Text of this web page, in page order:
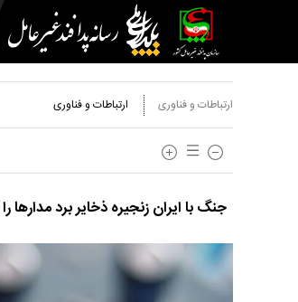
ارتباطات و فناوری ارتباطات و فناوری
جنگ با ایران زنجیره ذخایر برد مدار‌ها